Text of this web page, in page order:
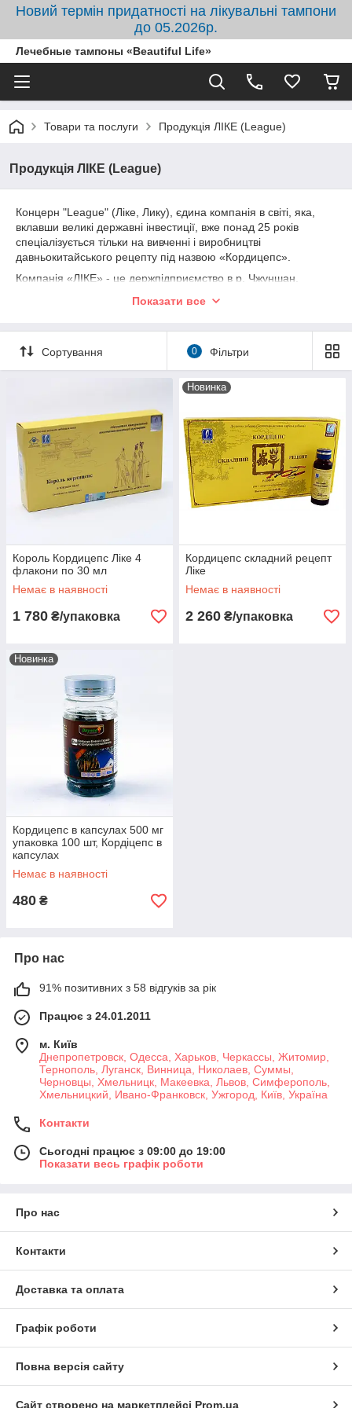
Новий термін придатності на лікувальні тампони
до 05.2026р.
Лечебные тампоны «Beautiful Life»
Товари та послуги Продукція ЛІКЕ (League)
Продукція ЛІКЕ (League)
Концерн "League" (Ліке, Лику), єдина компанія в світі, яка,
вклавши великі державні інвестиції, вже понад 25 років
спеціалізується тільки на вивченні і виробництві
давньокитайського рецепту під назвою «Кордицепс».
Компанія «ЛІКЕ» - це держпідприємство в р. Чжуншан.
"Смолоскип": у 1988 році урядом Китаю була затверджена
промислові потужності оціночною вартістю в 25.8 млрд. дол.
Одним з напрямків програми стало створення зон розвитку
Показати все
Сортування 0 Фільтри
Король Кордицепс Ліке 4
флакони по 30 мл
Немає в наявності
1 780 ₴/упаковка
Новинка
Кордицепс складний рецепт
Ліке
Немає в наявності
2 260 ₴/упаковка
Новинка
Кордицепс в капсулах 500 мг
упаковка 100 шт, Кордіцепс в
капсулах
Немає в наявності
480 ₴
Про нас
91% позитивних з 58 відгуків за рік
Працює з 24.01.2011
м. Київ
Днепропетровск, Одесса, Харьков, Черкассы, Житомир,
Тернополь, Луганск, Винница, Николаев, Суммы,
Черновцы, Хмельницк, Макеевка, Львов, Симферополь,
Хмельницкий, Ивано-Франковск, Ужгород, Київ, Україна
Контакти
Сьогодні працює з 09:00 до 19:00
Показати весь графік роботи
Про нас
Контакти
Доставка та оплата
Графік роботи
Повна версія сайту
Сайт створено на маркетплейсі Prom.ua